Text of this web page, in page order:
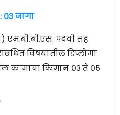
०३ जागा
एम.बी.बी.एस. पदवी सह
विषयातील डिप्लोमा
कामाचा किमान ०३ ते ०५